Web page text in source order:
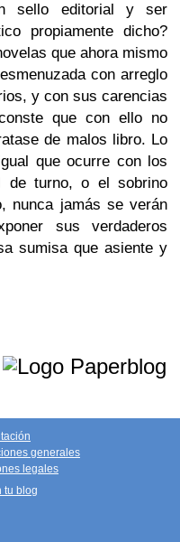
sello editorial y ser
propiamente dicho?
que ahora mismo
con arreglo
y con sus carencias
que con ello no
de malos libro. Lo
que ocurre con los
de turno, o el sobrino
nunca jamás se verán
sus verdaderos
sumisa que asiente y
generales
legales
tu blog